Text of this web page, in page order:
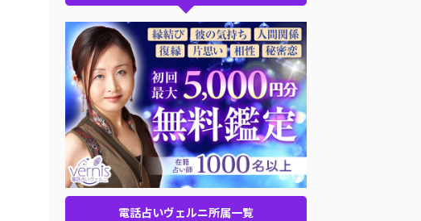
電話占いヴェルニ所属一覧